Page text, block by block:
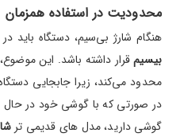
محدودیت در استفاده همزمان
هنگام شارژ بی‌سیم، دستگاه باید
بیسیمقرار داشته باشد. این
محدود می‌کند، زیرا جابجایی
در صورتی که با گوشی خود در حال
گوشی دارید، مدل های قدیمی تر